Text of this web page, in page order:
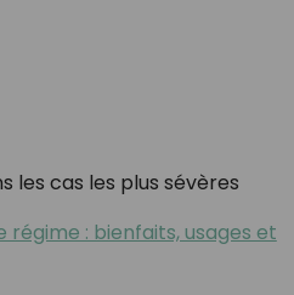
les cas les plus sévères
régime : bienfaits, usages et